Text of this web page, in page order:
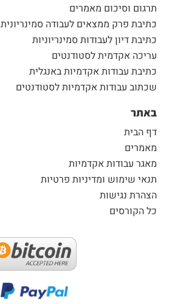
תרגום וסיכום מאמרים
כתיבת פרק ממצאים לעבודה סמינריונית
כתיבת דיון לעבודות סמינריוניות
עריכה אקדמית לסטודנטים
כתיבת עבודות אקדמיות באנגלית
שכתוב עבודות אקדמיות לסטודנטים
באתר
דף הבית
מאמרים
מאגר עבודות אקדמיות
תנאי שימוש ומדיניות פרטיות
הצהרת נגישות
כל הקורסים